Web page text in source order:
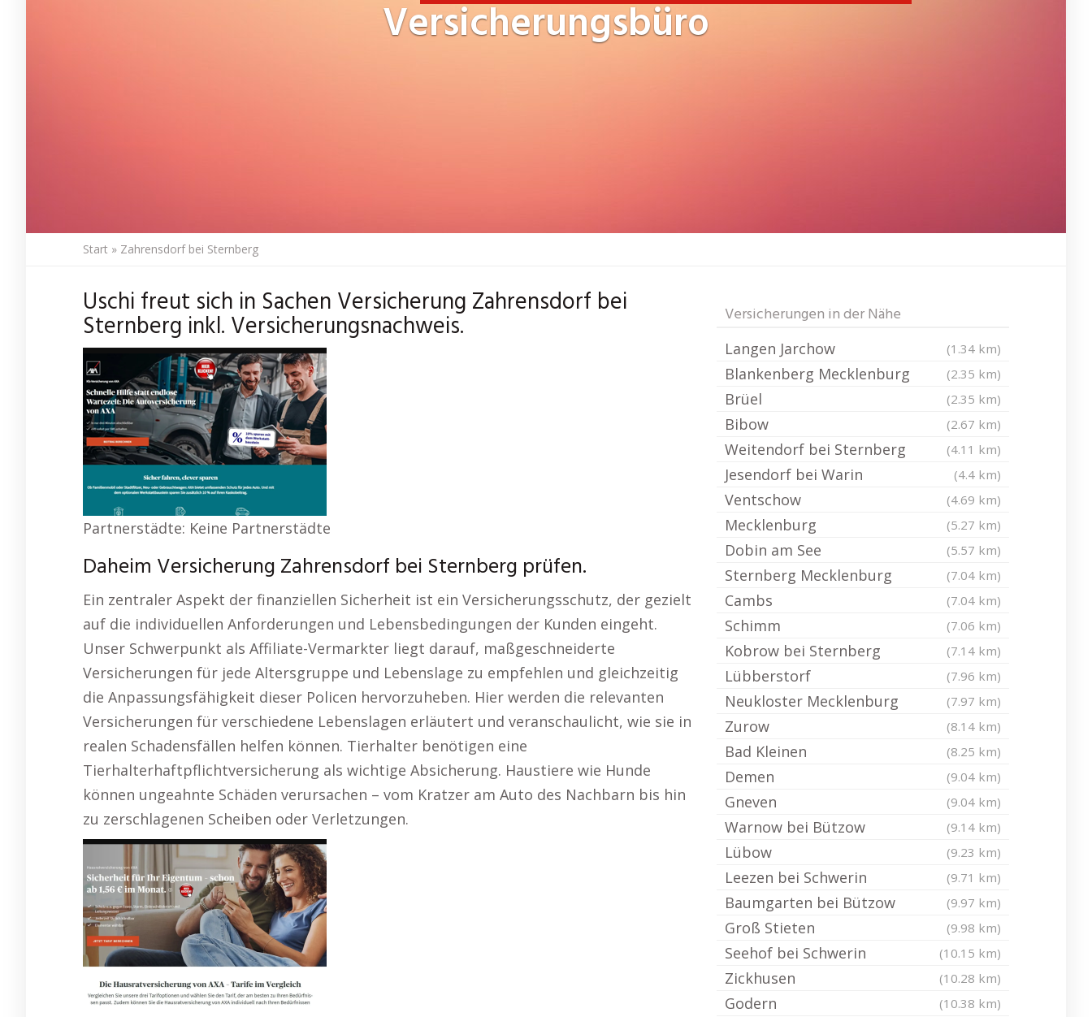
Versicherungsbüro
Start » Zahrensdorf bei Sternberg
Uschi freut sich in Sachen Versicherung Zahrensdorf bei
Sternberg inkl. Versicherungsnachweis.
Partnerstädte: Keine Partnerstädte
Daheim Versicherung Zahrensdorf bei Sternberg prüfen.
Ein zentraler Aspekt der finanziellen Sicherheit ist ein Versicherungsschutz, der gezielt
auf die individuellen Anforderungen und Lebensbedingungen der Kunden eingeht.
Unser Schwerpunkt als Affiliate-Vermarkter liegt darauf, maßgeschneiderte
Versicherungen für jede Altersgruppe und Lebenslage zu empfehlen und gleichzeitig
die Anpassungsfähigkeit dieser Policen hervorzuheben. Hier werden die relevanten
Versicherungen für verschiedene Lebenslagen erläutert und veranschaulicht, wie sie in
realen Schadensfällen helfen können. Tierhalter benötigen eine
Tierhalterhaftpflichtversicherung als wichtige Absicherung. Haustiere wie Hunde
können ungeahnte Schäden verursachen – vom Kratzer am Auto des Nachbarn bis hin
zu zerschlagenen Scheiben oder Verletzungen.
Versicherungen in der Nähe
Langen Jarchow (1.34 km)
Blankenberg Mecklenburg (2.35 km)
Brüel (2.35 km)
Bibow (2.67 km)
Weitendorf bei Sternberg (4.11 km)
Jesendorf bei Warin (4.4 km)
Ventschow (4.69 km)
Mecklenburg (5.27 km)
Dobin am See (5.57 km)
Sternberg Mecklenburg (7.04 km)
Cambs (7.04 km)
Schimm (7.06 km)
Kobrow bei Sternberg (7.14 km)
Lübberstorf (7.96 km)
Neukloster Mecklenburg (7.97 km)
Zurow (8.14 km)
Bad Kleinen (8.25 km)
Demen (9.04 km)
Gneven (9.04 km)
Warnow bei Bützow (9.14 km)
Lübow (9.23 km)
Leezen bei Schwerin (9.71 km)
Baumgarten bei Bützow (9.97 km)
Groß Stieten (9.98 km)
Seehof bei Schwerin (10.15 km)
Zickhusen (10.28 km)
Godern (10.38 km)